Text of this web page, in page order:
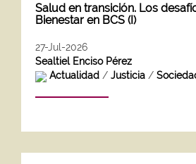
Salud en transición. Los
Bienestar en BCS (I)
27-Jul-2026
Sealtiel Enciso Pérez
Actualidad / Justicia /